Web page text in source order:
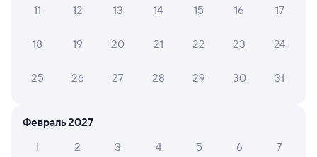
А ещё здесь можно найти
Обратные билеты из Шафраново
в Белоглинскую
Билеты на поезд в Белую Глину
11 12 13 14 15 16 17
18 19 20 21 22 23 24
25 26 27 28 29 30 31
Февраль 2027
1
2 3 4 5 6 7